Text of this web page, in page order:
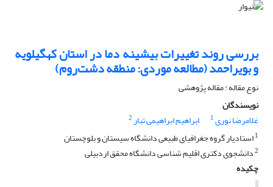
بررسی روند تغییرات بیشینه‌ دما در استان کهگیلویه
‌و ‌بویراحمد (مطالعه موردی: منطقه دشت‌روم)
نوع مقاله : مقاله پژوهشی
نویسندگان
غلامرضا نوری1 ابراهیم ابراهیمی تبار2
1استادیار گروه جغرافیای طبیعی دانشگاه سیستان و بلوچستان
2دانشجوی دکتری اقلیم شناسی دانشگاه محقق اردبیلی
چکیده